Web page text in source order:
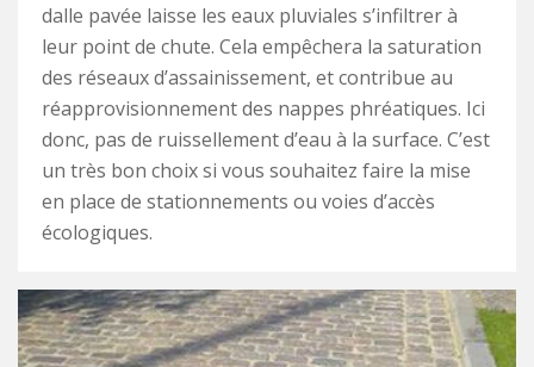
dalle pavée laisse les eaux pluviales s’infiltrer à
leur point de chute. Cela empêchera la saturation
des réseaux d’assainissement, et contribue au
réapprovisionnement des nappes phréatiques. Ici
donc, pas de ruissellement d’eau à la surface. C’est
un très bon choix si vous souhaitez faire la mise
en place de stationnements ou voies d’accès
écologiques.